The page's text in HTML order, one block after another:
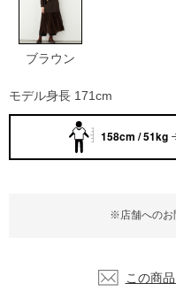
※店舗へのお
ブラウン
この商
モデル身長 171cm
158cm / 51kg